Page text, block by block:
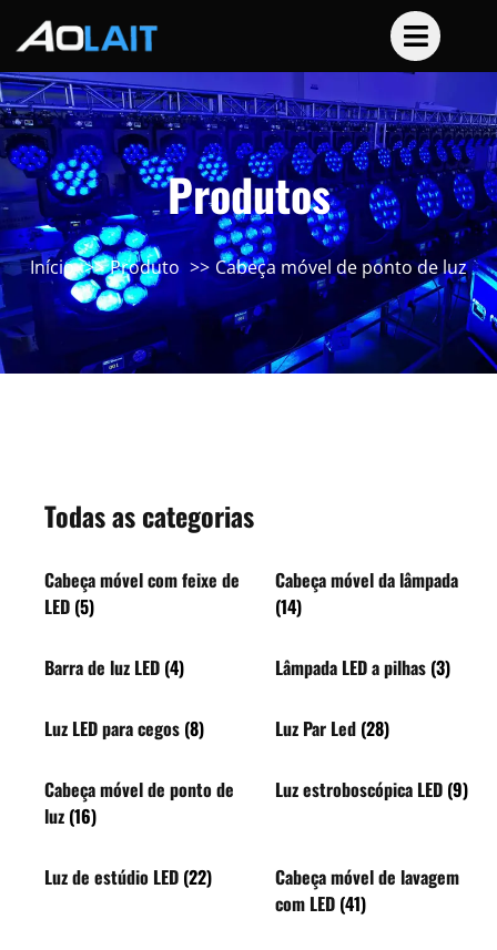
Produtos
Início Produto Cabeça móvel de ponto de luz
Todas as categorias
Cabeça móvel com feixe de
LED (5)
Cabeça móvel da lâmpada
(14)
Barra de luz LED (4) Lâmpada LED a pilhas (3)
Luz LED para cegos (8) Luz Par Led (28)
Cabeça móvel de ponto de
luz (16)
Luz estroboscópica LED (9)
Luz de estúdio LED (22)
Cabeça móvel de lavagem
com LED (41)